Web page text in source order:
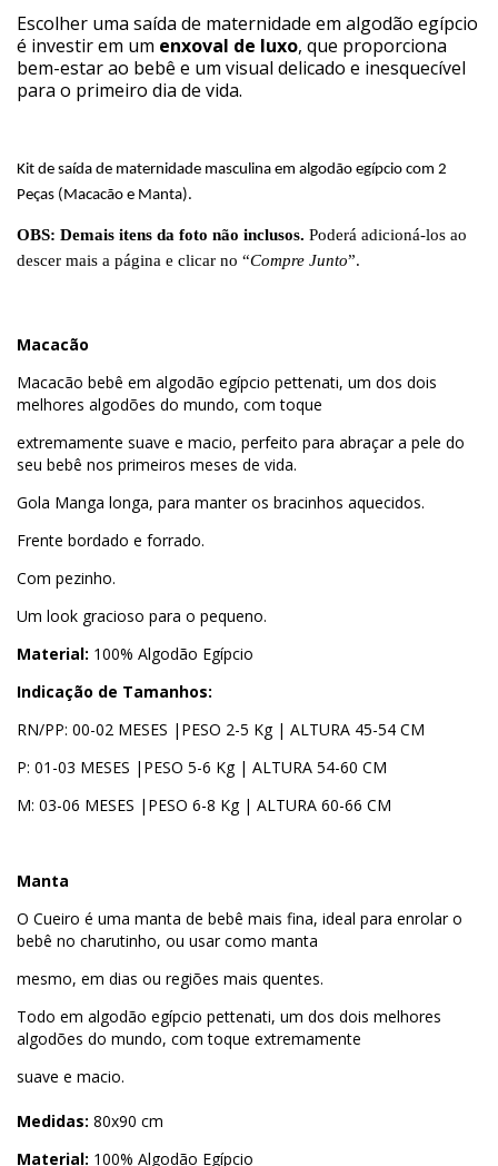
Escolher uma saída de maternidade em algodão egípcio
é investir em um enxoval de luxo, que proporciona
bem-estar ao bebê e um visual delicado e inesquecível
para o primeiro dia de vida.
Kit de saída de maternidade masculina em algodão egípcio com 2
Peças (Macacão e Manta).
OBS: Demais itens da foto não inclusos. Poderá adicioná-los ao
descer mais a página e clicar no “Compre Junto”.
Macacão
Macacão bebê em algodão egípcio pettenati, um dos dois
melhores algodões do mundo, com toque
extremamente suave e macio, perfeito para abraçar a pele do
seu bebê nos primeiros meses de vida.
Gola Manga longa, para manter os bracinhos aquecidos.
Frente bordado e forrado.
Com pezinho.
Um look gracioso para o pequeno.
Material: 100% Algodão Egípcio
Indicação de Tamanhos:
RN/PP: 00-02 MESES |PESO 2-5 Kg | ALTURA 45-54 CM
P: 01-03 MESES |PESO 5-6 Kg | ALTURA 54-60 CM
M: 03-06 MESES |PESO 6-8 Kg | ALTURA 60-66 CM
Manta
O Cueiro é uma manta de bebê mais fina, ideal para enrolar o
bebê no charutinho, ou usar como manta
mesmo, em dias ou regiões mais quentes.
Todo em algodão egípcio pettenati, um dos dois melhores
algodões do mundo, com toque extremamente
suave e macio.
Medidas: 80x90 cm
Material: 100% Algodão Egípcio